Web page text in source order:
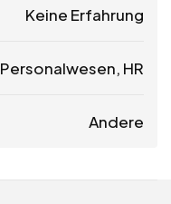
Keine Erfahrung
Personalwesen, HR
Andere